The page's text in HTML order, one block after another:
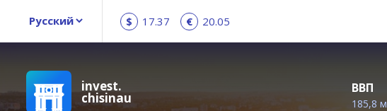
$ 17.37 € 20.05
invest.
chisinau
ВВП
185,8